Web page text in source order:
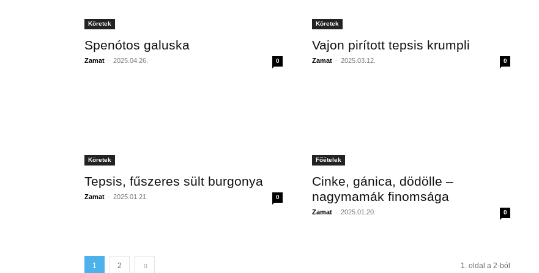
Köretek
Spenótos galuska
Zamat - 2025.04.26. 0
Köretek
Vajon pirított tepsis krumpli
Zamat - 2025.03.12. 0
Köretek
Tepsis, fűszeres sült burgonya
Zamat - 2025.01.21. 0
Főételek
Cinke, gánica, dödölle –
nagymamák finomsága
Zamat - 2025.01.20. 0
1 2 1. oldal a 2-ból